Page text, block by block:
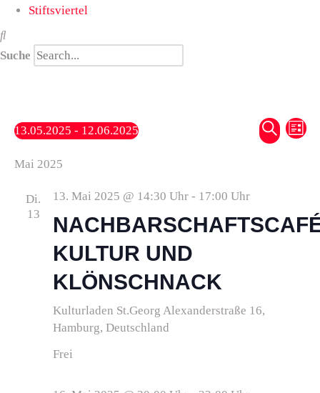
Stiftsviertel
Suche
Suche
Liste
13.05.2025 - 12.06.2025
wählen.
Mai 2025
Di.
13
13. Mai 2025 @ 14:30 Uhr- 17:00 Uhr
KULTUR UND
KLÖNSCHNACK
Kulturladen St.Georg Alexanderstraße 16,
Hamburg, Deutschland
Frei